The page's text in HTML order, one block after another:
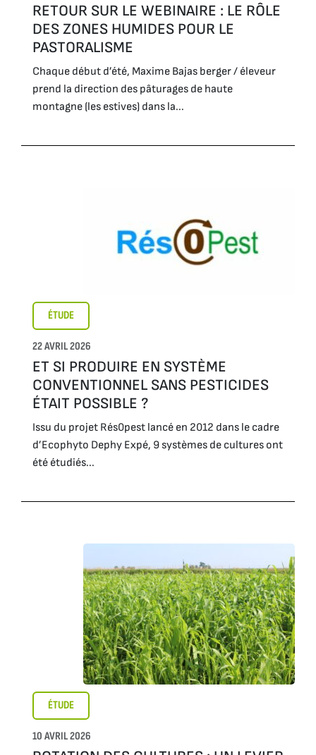
RETOUR SUR LE WEBINAIRE : LE RÔLE
DES ZONES HUMIDES POUR LE
PASTORALISME
Chaque début d’été, Maxime Bajas berger / éleveur
prend la direction des pâturages de haute
montagne (les estives) dans la...
ÉTUDE
22 AVRIL 2026
ET SI PRODUIRE EN SYSTÈME
CONVENTIONNEL SANS PESTICIDES
ÉTAIT POSSIBLE ?
Issu du projet Rés0pest lancé en 2012 dans le cadre
d’Ecophyto Dephy Expé, 9 systèmes de cultures ont
été étudiés...
ÉTUDE
10 AVRIL 2026